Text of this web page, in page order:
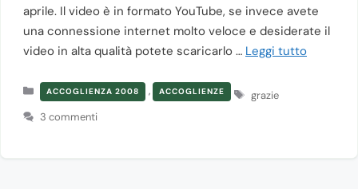
aprile. Il video è in formato YouTube, se invece avete
una connessione internet molto veloce e desiderate il
video in alta qualità potete scaricarlo … Leggi tutto
Categorie
ACCOGLIENZA 2008 , ACCOGLIENZE Tag
grazie
3 commenti